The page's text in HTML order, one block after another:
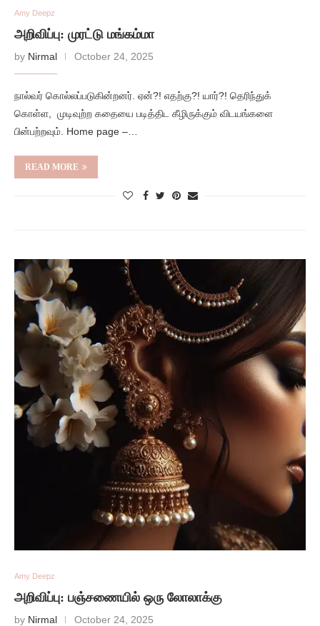
Amy Deepz
அறிவிப்பு: முரட்டு மங்கம்மா
by Nirmal October 24, 2025
நால்வர் கொல்லப்படுகின்றனர். ஏன்?! எதற்கு?! யார்?! தெரிந்துக்
கொள்ள, முடிவுற்ற கதையை படித்திட கீழிருக்கும் விடயங்களை
பின்பற்றவும். Home page –…
READ MORE
Amy Deepz
அறிவிப்பு: பஞ்சணையில் ஒரு லோலாக்கு
by Nirmal October 24, 2025